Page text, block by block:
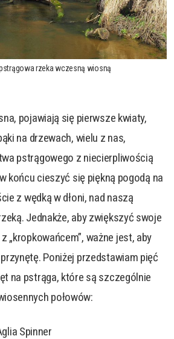
rzeka wczesną wiosną
pojawiają się pierwsze kwiaty,
na drzewach, wielu z nas,
pstrągowego z niecierpliwością
końcu cieszyć się piękną pogodą na
z wędką w dłoni, nad naszą
Jednakże, aby zwiększyć swoje
„kropkowańcem”, ważne jest, aby
Poniżej przedstawiam pięć
na pstrąga, które są szczególnie
połowów:
Spinner